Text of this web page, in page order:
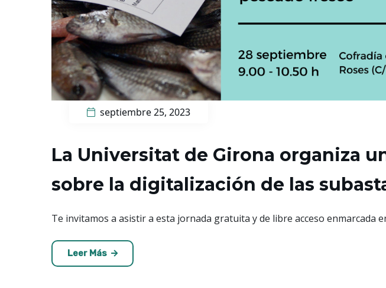
septiembre 25, 2023
La Universitat de Girona organiza
sobre la digitalización de las
Te invitamos a asistir a esta jornada gratuita y de libre acceso enmarcada
Leer Más